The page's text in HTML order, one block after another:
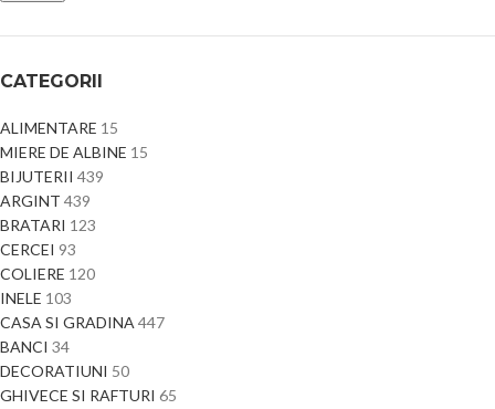
CATEGORII
ALIMENTARE 15
MIERE DE ALBINE 15
BIJUTERII 439
ARGINT 439
BRATARI 123
CERCEI 93
COLIERE 120
INELE 103
CASA SI GRADINA 447
BANCI 34
DECORATIUNI 50
GHIVECE SI RAFTURI 65